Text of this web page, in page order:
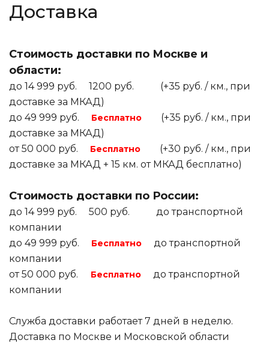
Доставка
Стоимость доставки по Москве и
области:
до 14 999 руб. 1200 руб. (+35 руб. / км., при
доставке за МКАД)
до 49 999 руб.
Бесплатно
(+35 руб. / км., при
доставке за МКАД)
от 50 000 руб.
Бесплатно
(+30 руб. / км., при
доставке за МКАД + 15 км. от МКАД бесплатно)
Стоимость доставки по России:
до 14 999 руб. 500 руб. до транспортной
компании
до 49 999 руб.
Бесплатно
до транспортной
компании
от 50 000 руб.
Бесплатно
до транспортной
компании
Служба доставки работает 7 дней в неделю.
Доставка по Москве и Московской области